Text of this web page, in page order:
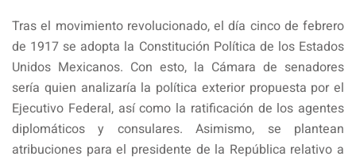
Tras el movimiento revolucionado, el día cinco de febrero
de 1917 se adopta la Constitución Política de los Estados
Unidos Mexicanos. Con esto, la Cámara de senadores
sería quien analizaría la política exterior propuesta por el
Ejecutivo Federal, así como la ratificación de los agentes
diplomáticos y consulares. Asimismo, se plantean
atribuciones para el presidente de la República relativo a